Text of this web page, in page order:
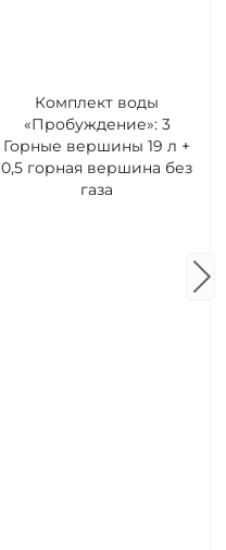
Комплект воды
«Пробуждение»: 3
Горные вершины 19 л +
0,5 горная вершина без
газа